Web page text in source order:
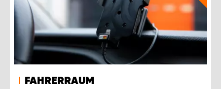
FAHRERRAUM